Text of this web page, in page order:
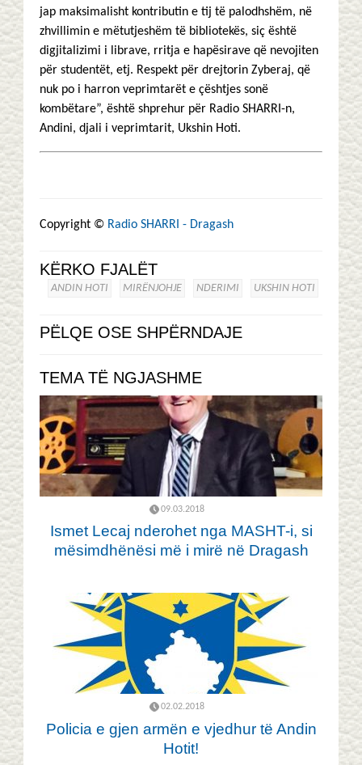
jap maksimalisht kontributin e tij të palodhshëm, në
zhvillimin e mëtutjeshëm të bibliotekës, siç është
digjitalizimi i librave, rritja e hapësirave që nevojiten
për studentët, etj. Respekt për drejtorin Zyberaj, që
nuk po i harron veprimtarët e çështjes sonë
kombëtare”, është shprehur për Radio SHARRI-n,
Andini, djali i veprimtarit, Ukshin Hoti.
Copyright © Radio SHARRI - Dragash
KËRKO FJALËT
ANDIN HOTI MIRËNJOHJE NDERIMI UKSHIN HOTI
PËLQE OSE SHPËRNDAJE
TEMA TË NGJASHME
09.03.2018
Ismet Lecaj nderohet nga MASHT-i, si
mësimdhënësi më i mirë në Dragash
02.02.2018
Policia e gjen armën e vjedhur të Andin
Hotit!